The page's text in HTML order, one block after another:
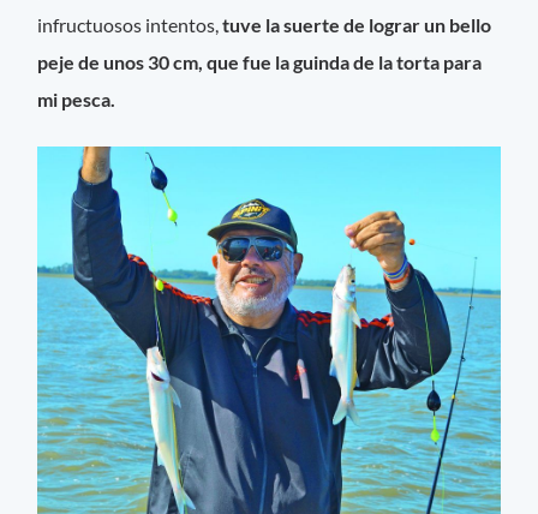
infructuosos intentos,tuve la suerte de lograr un bello
peje de unos 30 cm, que fue la guinda de la torta para
mi pesca.